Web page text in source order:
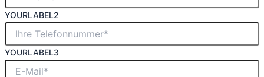
YOURLABEL2
YOURLABEL3